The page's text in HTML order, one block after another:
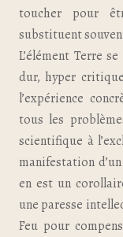
toucher pour
substituent
L’élément Terre
dur, hyper
l’expérience
tous les
scientifique à
manifestation
en est un
une paresse
Feu pour